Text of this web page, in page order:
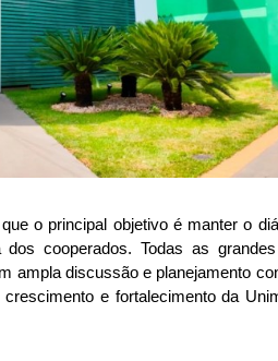
o principal objetivo é manter o
cooperados. Todas as
ampla discussão e planejamento
e fortalecimento da